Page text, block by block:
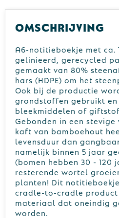
Omschrijving
A6-notitieboekje met ca.
gelinieerd, gerecycled
gemaakt van 80%
hars (HDPE) om het
Ook bij de productie
grondstoffen gebruikt en
bleekmiddelen of
Gebonden in een
kaft van bamboehout
levensduur dan
namelijk binnen 5 jaar
(bomen hebben 30 - 120
resterende wortel
planten! Dit
cradle-to-cradle
materiaal dat oneindig
worden.